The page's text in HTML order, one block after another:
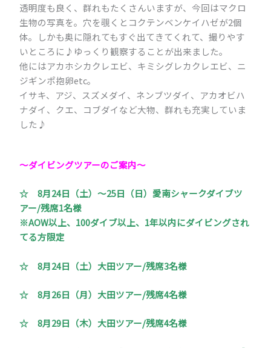
透明度も良く、群れもたくさんいますが、今回はマクロ
生物の写真を。穴を覗くとコクテンベンケイハゼが2個
体。しかも奥に隠れてもすぐ出てきてくれて、撮りやす
いところに♪ゆっくり観察することが出来ました。
他にはアカホシカクレエビ、キミシグレカクレエビ、ニ
ジギンポ抱卵etc。
イサキ、アジ、スズメダイ、ネンブツダイ、アカオビハ
ナダイ、クエ、コブダイなど大物、群れも充実していま
した♪
～ダイビングツアーのご案内～
☆ 8月24日（土）～25日（日）愛南シャークダイブツ
アー/残席1名様
※AOW以上、100ダイブ以上、1年以内にダイビングされ
てる方限定
☆ 8月24日（土）大田ツアー/残席3名様
☆ 8月26日（月）大田ツアー/残席4名様
☆ 8月29日（木）大田ツアー/残席4名様